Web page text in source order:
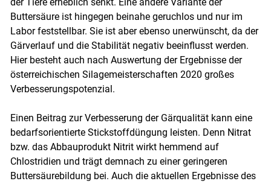
Buttersäure ist hingegen beinahe geruchlos und nur im
Labor feststellbar. Sie ist aber ebenso unerwünscht, da der
Gärverlauf und die Stabilität negativ beeinflusst werden.
Hier besteht auch nach Auswertung der Ergebnisse der
österreichischen Silagemeisterschaften 2020 großes
Verbesserungspotenzial.
Einen Beitrag zur Verbesserung der Gärqualität kann eine
bedarfsorientierte Stickstoffdüngung leisten. Denn Nitrat
bzw. das Abbauprodukt Nitrit wirkt hemmend auf
Chlostridien und trägt demnach zu einer geringeren
Buttersäurebildung bei. Auch die aktuellen Ergebnisse des